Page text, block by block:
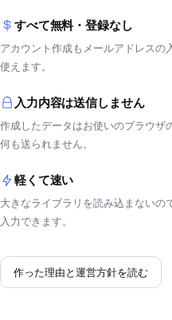
すべて無料・登録なし
アカウント作成もメールアドレスの
使えます。
入力内容は送信しません
作成したデータはお使いのブラウザ
何も送られません。
軽くて速い
大きなライブラリを読み込まないの
入力できます。
作った理由と運営方針を読む